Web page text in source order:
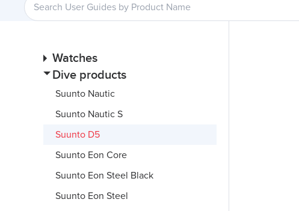
Watches
Dive products
Suunto Nautic
Suunto Nautic S
Suunto D5
Suunto Eon Core
Suunto Eon Steel Black
Suunto Eon Steel